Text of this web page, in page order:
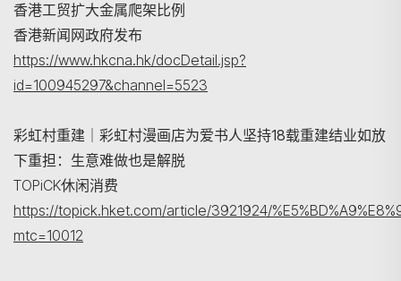
香港工贸扩大金属爬架比例
香港新闻网政府发布
https://www.hkcna.hk/docDetail.jsp?
id=100945297&channel=5523
彩虹村重建｜彩虹村漫画店为爱书人坚持18载重建结业如放
下重担：生意难做也是解脱
TOPiCK休闲消费
https://topick.hket.com/article/3921924/
mtc=10012